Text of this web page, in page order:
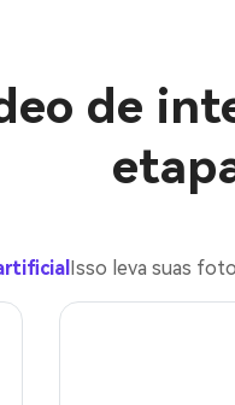
de
Isso leva suas